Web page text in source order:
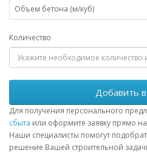
Объем бетона (м/куб)
Количество
Добавить в
Для получения персонального
сбыта или оформите заявку прямо на
Наши специалисты помогут
решение Вашей строительной